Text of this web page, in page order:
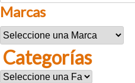
Marcas
Categorías